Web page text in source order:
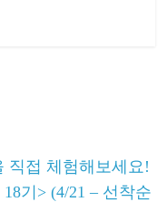
직접 체험해보세요!
기> (4/21 – 선착순